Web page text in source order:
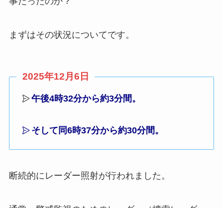
まずはその状況についてです。
2025年12月6日
午後4時32分から約3分間。
そして同6時37分から約30分間。
断続的にレーダー照射が行われました。